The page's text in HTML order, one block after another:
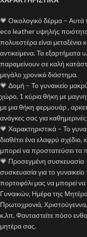
💗 Οικολογικό δέρμα –
eco leather υψηλής
πολυεστέρα είναι
αντικείμενα. Τα
παραμείνουν σε καλή
μεγάλο χρονικό διάστημα.
💗 Δομή – Το γυναικείο
χώρο, 1 κύρια θήκη με
με μια θήκη φερμουάρ ,
ανάγκες σας για
💗 Χαρακτηριστικά – Το
διαθέτει ένα ελαφρύ
μπορεί να προστατεύσει τα
💗 Προσεγμένη συσκευασία
συσκευασία για το
πορτοφόλι μας να μπορεί
Γυναικών, Ημέρα της
Πρωτοχρονιά,
κ.λπ. Φανταστείτε πόσο
μητέρα σας.